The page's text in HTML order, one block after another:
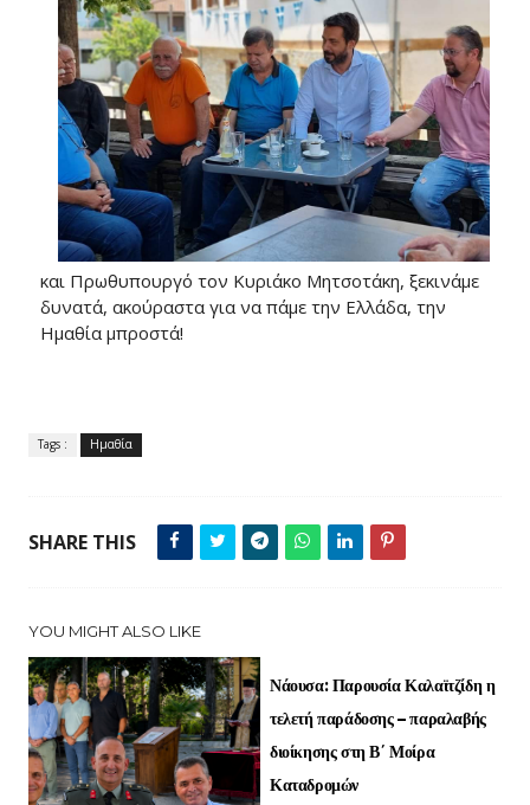
και Πρωθυπουργό τον Κυριάκο Μητσοτάκη, ξεκινάμε
δυνατά, ακούραστα για να πάμε την Ελλάδα, την
Ημαθία μπροστά!
Tags : Ημαθία
SHARE THIS
YOU MIGHT ALSO LIKE
Νάουσα: Παρουσία Καλαϊτζίδη η
τελετή παράδοσης – παραλαβής
διοίκησης στη Β΄ Μοίρα
Καταδρομών